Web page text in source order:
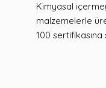
Kimyasal
malzemelerle
100 sertifikasına